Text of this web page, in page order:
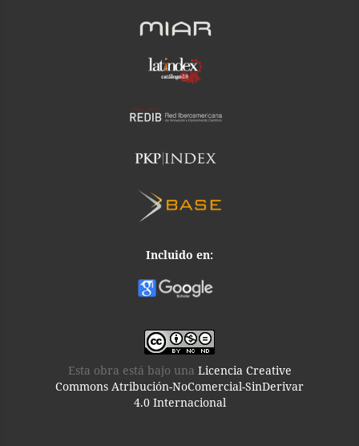
Incluido en:
Esta obra está bajo una Licencia Creative
Commons Atribución-NoComercial-SinDerivar
4.0 Internacional